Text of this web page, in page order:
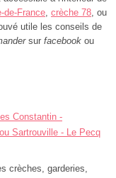
de-France crèche 78 , ou
utile les conseils de
sur facebook ou
Constantin -
Sartrouville - Le Pecq
crèches, garderies,